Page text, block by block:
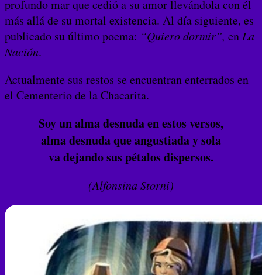
profundo mar que cedió a su amor llevándola con él
más allá de su mortal existencia. Al día siguiente, es
publicado su último poema: “Quiero dormir”, en La
Nación.
Actualmente sus restos se encuentran enterrados en
el Cementerio de la Chacarita.
Soy un alma desnuda en estos versos,
alma desnuda que angustiada y sola
va dejando sus pétalos dispersos.
(Alfonsina Storni)